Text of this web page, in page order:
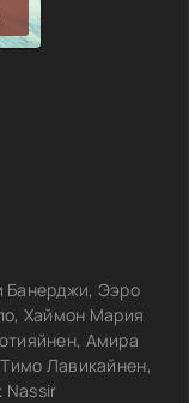
Банерджи, Ээро
Хаймон Мария
Амира
Лавикайнен,
Nassir